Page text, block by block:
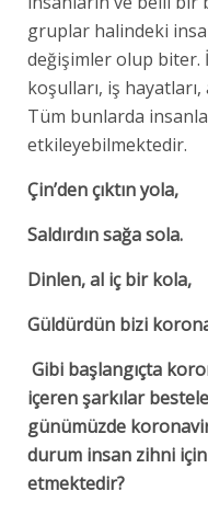
gruplar halindeki
değişimler olup biter.
koşulları, iş
Tüm bunlarda
etkileyebilmektedir.
Çin’den çıktın yola,
Saldırdın sağa sola.
Dinlen, al iç bir kola,
Güldürdün bizi
Gibi başlangıçta
içeren şarkılar
günümüzde
durum insan zihni
etmektedir?